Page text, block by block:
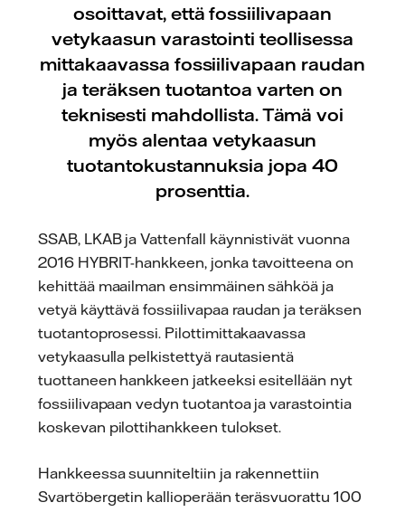
osoittavat, että fossiilivapaan
vetykaasun varastointi teollisessa
mittakaavassa fossiilivapaan raudan
ja teräksen tuotantoa varten on
teknisesti mahdollista. Tämä voi
myös alentaa vetykaasun
tuotantokustannuksia jopa 40
prosenttia.
SSAB, LKAB ja Vattenfall käynnistivät vuonna
2016 HYBRIT-hankkeen, jonka tavoitteena on
kehittää maailman ensimmäinen sähköä ja
vetyä käyttävä fossiilivapaa raudan ja teräksen
tuotantoprosessi. Pilottimittakaavassa
vetykaasulla pelkistettyä rautasientä
tuottaneen hankkeen jatkeeksi esitellään nyt
fossiilivapaan vedyn tuotantoa ja varastointia
koskevan pilottihankkeen tulokset.
Hankkeessa suunniteltiin ja rakennettiin
Svartöbergetin kallioperään teräsvuorattu 100